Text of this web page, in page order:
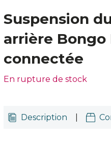
Suspension
arrière Bongo
connectée
En rupture de stock
Description